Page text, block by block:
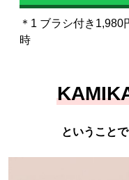
＊1 ブラシ付き
時
ということ